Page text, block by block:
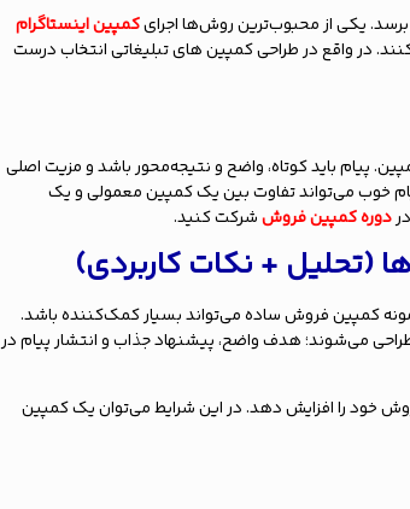
یکی از محبوب‌ترین روش‌ها اجرایکمپین اینستاگرام
در واقع در طراحی کمپین های تبلیغاتی انتخاب درست
پیام باید کوتاه، واضح و نتیجه‌محور باشد و مزیت اصلی
خوب می‌تواند تفاوت بین یک کمپین معمولی و یک
دوره کمپین فروششرکت کنید.
(تحلیل + نکات کاربردی)
کمپین فروش ساده می‌تواند بسیار کمک‌کننده باشد.
می‌شوند؛ هدف واضح، پیشنهاد جذاب و انتشار پیام در
خود را افزایش دهد. در این شرایط می‌توان یک کمپین